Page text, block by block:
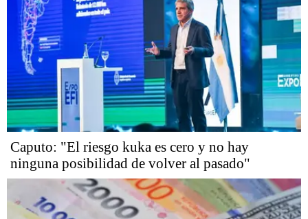
Caputo: "El riesgo kuka es cero y no hay
ninguna posibilidad de volver al pasado"